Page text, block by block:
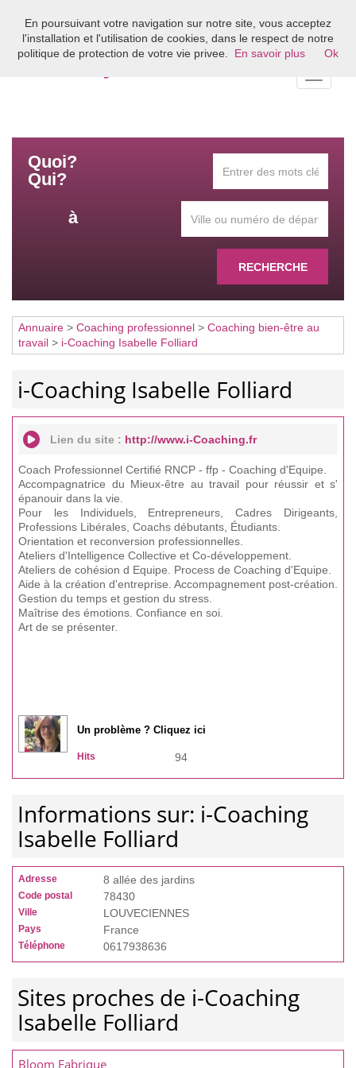
Bienvenue sur l'annuaire du coaching en France
Quoi?
Qui?
à
RECHERCHE
Annuaire > Coaching professionnel > Coaching bien-être au
travail > i-Coaching Isabelle Folliard
i-Coaching Isabelle Folliard
Lien du site : http://www.i-Coaching.fr
Coach Professionnel Certifié RNCP - ffp - Coaching d'Equipe.
Accompagnatrice du Mieux-être au travail pour réussir et s'
épanouir dans la vie.
Pour les Individuels, Entrepreneurs, Cadres Dirigeants,
Professions Libérales, Coachs débutants, Étudiants.
Orientation et reconversion professionnelles.
Ateliers d'Intelligence Collective et Co-développement.
Ateliers de cohésion d Equipe. Process de Coaching d'Equipe.
Aide à la création d'entreprise. Accompagnement post-création.
Gestion du temps et gestion du stress.
Maîtrise des émotions. Confiance en soi.
Art de se présenter.
Un problème ? Cliquez ici
Hits 94
Informations sur: i-Coaching
Isabelle Folliard
Adresse 8 allée des jardins
Code postal 78430
Ville LOUVECIENNES
Pays France
Téléphone 0617938636
Sites proches de i-Coaching
Isabelle Folliard
Bloom Fabrique
En poursuivant votre navigation sur notre site, vous acceptez
l'installation et l'utilisation de cookies, dans le respect de notre
politique de protection de votre vie privee.
En savoir plus Ok